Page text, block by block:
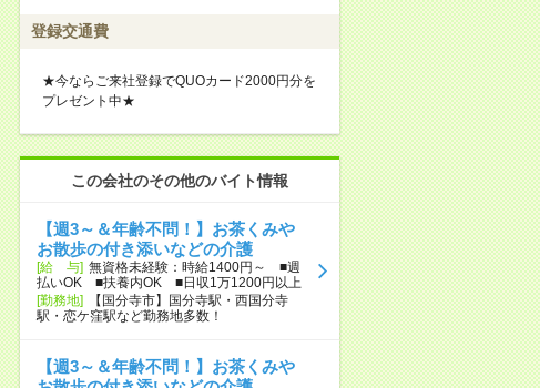
登録交通費
★今ならご来社登録でQUOカード2000円分を
プレゼント中★
この会社のその他のバイト情報
【週3～＆年齢不問！】お茶くみや
お散歩の付き添いなどの介護
[給 与] 無資格未経験：時給1400円～ ■週
払いOK ■扶養内OK ■日収1万1200円以上
[勤務地]
【国分寺市】国分寺駅・西国分寺
駅・恋ケ窪駅など勤務地多数！
【週3～＆年齢不問！】お茶くみや